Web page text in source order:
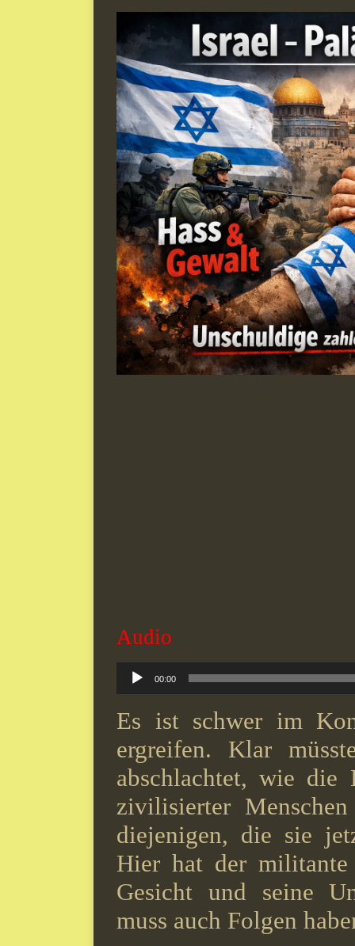
Audio
Audio-
Player
00:00
Es ist schwer im
ergreifen. Klar
abschlachtet, wie die
zivilisierter
diejenigen, die sie
Hier hat der militante
Gesicht und seine
muss auch Folgen